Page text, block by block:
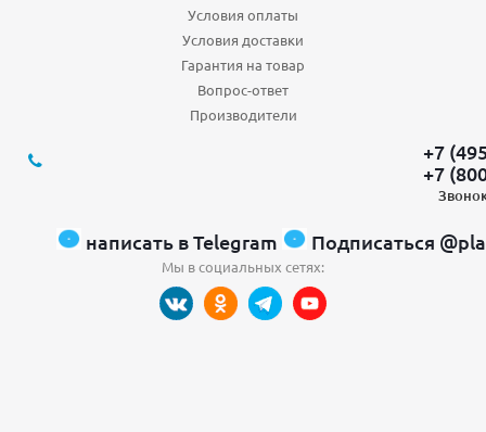
Условия оплаты
Условия доставки
Гарантия на товар
Вопрос-ответ
Производители
+7
+7
написать в Telegram Подписаться
Мы в социальных сетях: